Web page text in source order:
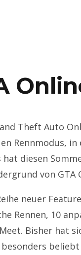
Theft Auto
Rennmodus,
diesen
von GTA
neuer
Rennen, 10
Bisher hat